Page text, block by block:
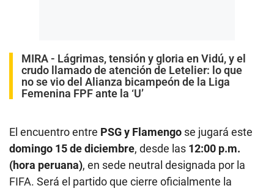
MIRA- Lágrimas, tensión y gloria en Vidú, y el
crudo llamado de atención de Letelier: lo que
no se vio del Alianza bicampeón de la Liga
Femenina FPF ante la ‘U’
El encuentro entre PSG y Flamengo se jugará este
domingo 15 de diciembre, desde las 12:00 p.m.
(hora peruana), en sede neutral designada por la
FIFA. Será el partido que cierre oficialmente la